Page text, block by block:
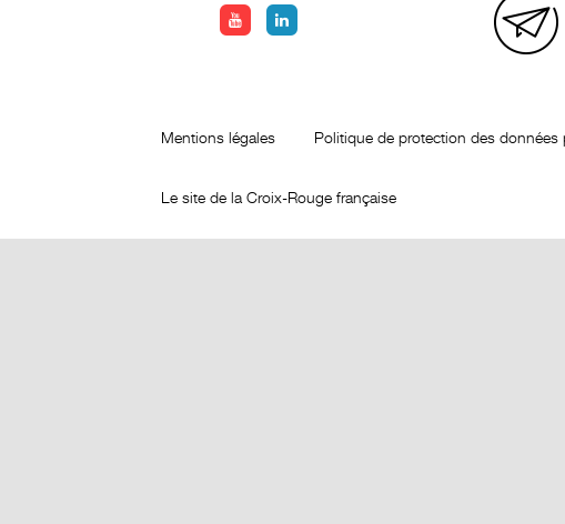
Mentions légales Politique de protection des données
Le site de la Croix-Rouge française